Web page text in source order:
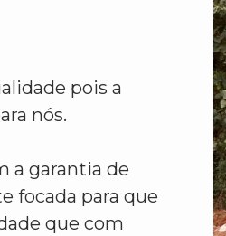
pois a
nós.
a garantia de
focada para que
que com